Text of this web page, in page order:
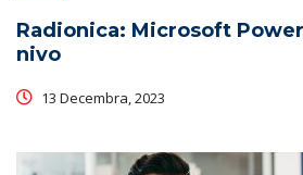
Radionica: Microsoft
nivo
13 Decembra, 2023